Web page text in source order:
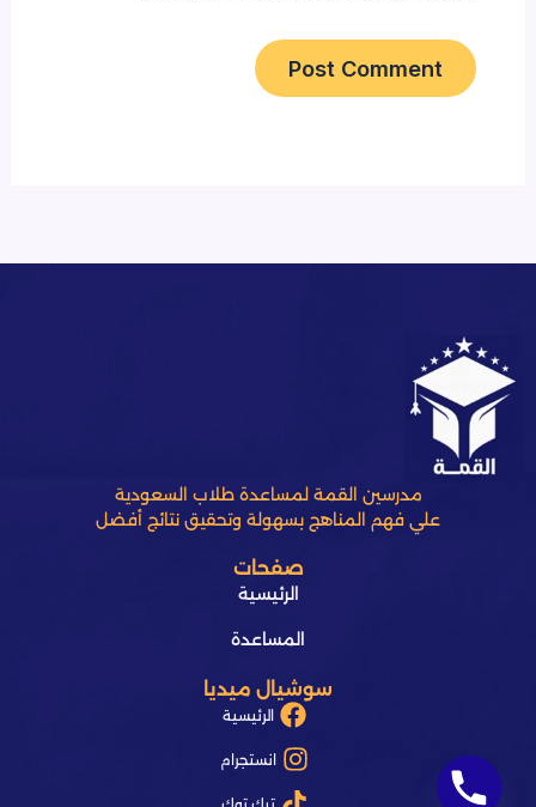
مدرسين القمة لمساعدة طلاب السعودية
علي فهم المناهج بسهولة وتحقيق نتائج أفضل
صفحات
الرئيسية
المساعدة
سوشيال ميديا
الرئيسية
انستجرام